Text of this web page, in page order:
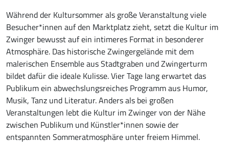
Während der Kultursommer als große Veranstaltung viele
Besucher*innen auf den Marktplatz zieht, setzt die Kultur im
Zwinger bewusst auf ein intimeres Format in besonderer
Atmosphäre. Das historische Zwingergelände mit dem
malerischen Ensemble aus Stadtgraben und Zwingerturm
bildet dafür die ideale Kulisse. Vier Tage lang erwartet das
Publikum ein abwechslungsreiches Programm aus Humor,
Musik, Tanz und Literatur. Anders als bei großen
Veranstaltungen lebt die Kultur im Zwinger von der Nähe
zwischen Publikum und Künstler*innen sowie der
entspannten Sommeratmosphäre unter freiem Himmel.